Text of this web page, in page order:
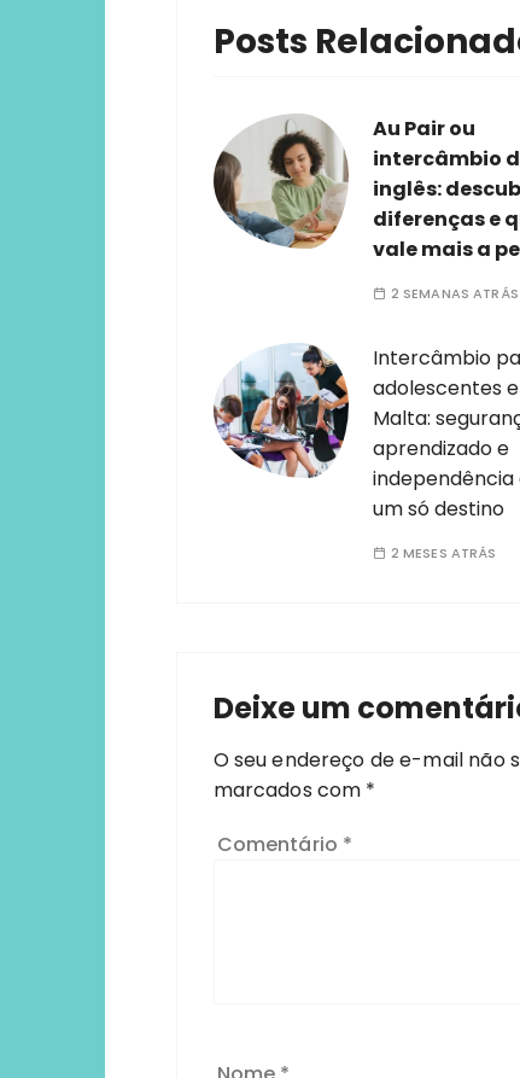
Posts
Au Pair ou
intercâmbio
inglês:
diferenças e
vale mais a
2 SEMANAS ATRÁS
Intercâmbio
adolescentes
Malta:
aprendizado e
independência
um só destino
2 MESES ATRÁS
Deixe um
O seu endereço de e-mail não
marcados com *
Comentário *